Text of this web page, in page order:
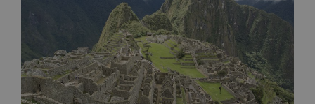
de
su
gastronomía